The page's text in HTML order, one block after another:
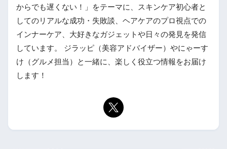
からでも遅くない！」をテーマに、スキンケア初心者と
してのリアルな成功・失敗談、ヘアケアのプロ視点での
インナーケア、大好きなガジェットや日々の発見を発信
しています。 ジラッピ（美容アドバイザー）やにゃーす
け（グルメ担当）と一緒に、楽しく役立つ情報をお届け
します！